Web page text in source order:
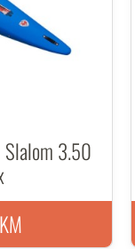
Slalom 3.50